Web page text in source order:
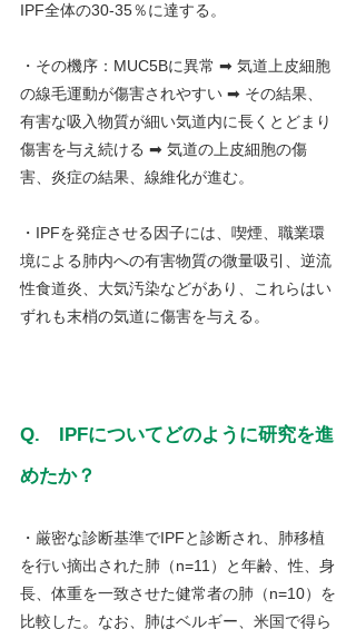
IPF全体の30-35％に達する。
・その機序：MUC5Bに異常 ➡ 気道上皮細胞
の線毛運動が傷害されやすい ➡ その結果、
有害な吸入物質が細い気道内に長くとどまり
傷害を与え続ける ➡ 気道の上皮細胞の傷
害、炎症の結果、線維化が進む。
・IPFを発症させる因子には、喫煙、職業環
境による肺内への有害物質の微量吸引、逆流
性食道炎、大気汚染などがあり、これらはい
ずれも末梢の気道に傷害を与える。
Q.　IPFについてどのように研究を進
めたか？
・厳密な診断基準でIPFと診断され、肺移植
を行い摘出された肺（n=11）と年齢、性、身
長、体重を一致させた健常者の肺（n=10）を
比較した。なお、肺はベルギー、米国で得ら